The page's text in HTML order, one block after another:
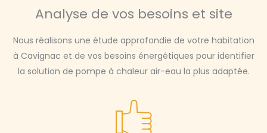
Analyse de vos besoins et site
Nous réalisons une étude approfondie de votre habitation
à Cavignac et de vos besoins énergétiques pour identifier
la solution de pompe à chaleur air-eau la plus adaptée.